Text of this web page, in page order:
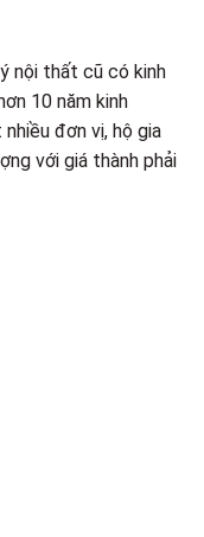
nội thất cũ có kinh
10 năm kinh
đơn vị, hộ gia
với giá thành phải